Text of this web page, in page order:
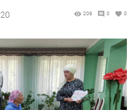
209 0 0